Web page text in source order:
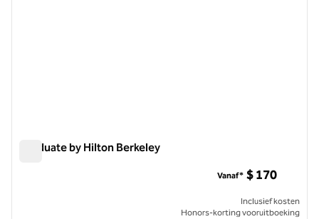
Graduate by Hilton Berkeley
Vanaf* $ 170
Inclusief kosten
Honors-korting vooruitboeking